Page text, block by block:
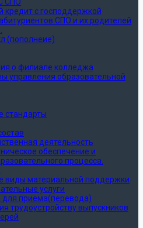
кредит с господдержкой
СПО и их родителей
(пополнеие)
о филиале колледжа
управления образовательной
стандарты
деятельность
обеспечение и
процесса.
виды материальной поддержки
услуги
для приема(перевода)
трудоустройству выпускников